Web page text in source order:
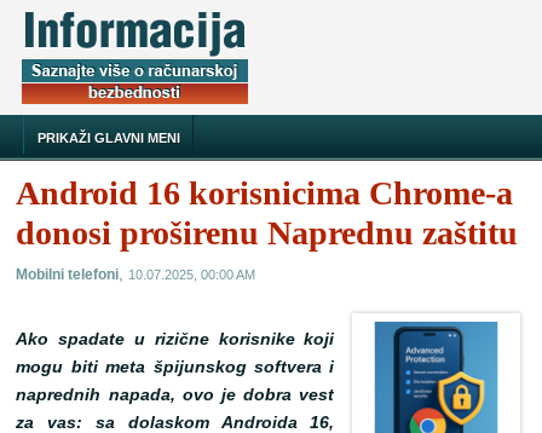
PRIKAŽI GLAVNI MENI
Android 16 korisnicima Chrome-a
donosi proširenu Naprednu zaštitu
Mobilni telefoni, 10.07.2025, 00:00 AM
Ako spadate u rizične korisnike koji
mogu biti meta špijunskog softvera i
naprednih napada, ovo je dobra vest
za vas: sa dolaskom Androida 16,